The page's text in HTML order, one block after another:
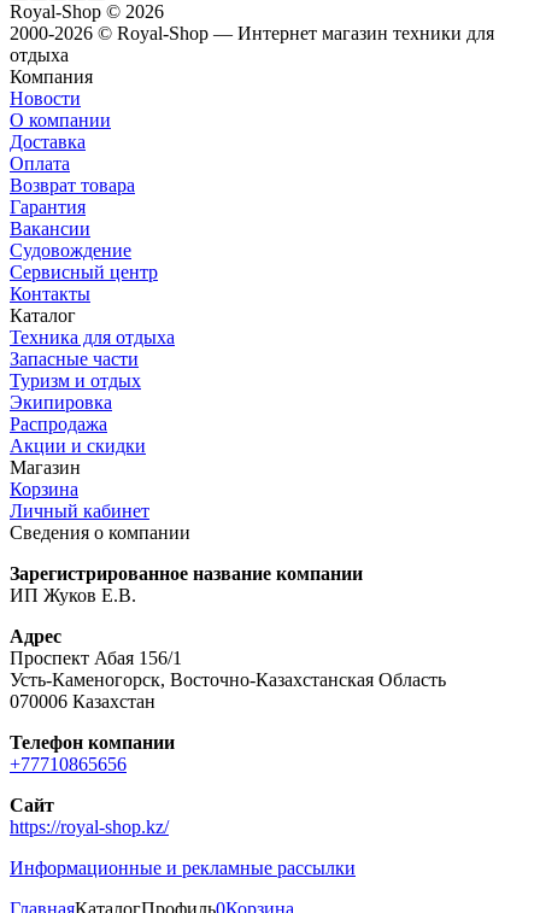
Royal-Shop © 2026
2000-2026 © Royal-Shop — Интернет магазин техники для
отдыха
Компания
Новости
О компании
Доставка
Оплата
Возврат товара
Гарантия
Вакансии
Судовождение
Сервисный центр
Контакты
Каталог
Техника для отдыха
Запасные части
Туризм и отдых
Экипировка
Распродажа
Акции и скидки
Магазин
Корзина
Личный кабинет
Сведения о компании
Зарегистрированное название компании
ИП Жуков Е.В.
Адрес
Проспект Абая 156/1
Усть-Каменогорск, Восточно-Казахстанская Область
070006 Казахстан
Телефон компании
+77710865656
Сайт
https://royal-shop.kz/
Информационные и рекламные рассылки